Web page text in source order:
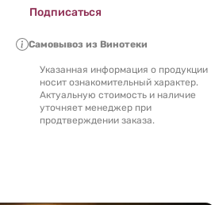
Подписаться
Самовывоз из Винотеки
Указанная информация о продукции
носит ознакомительный характер.
Актуальную стоимость и наличие
уточняет менеджер при
продтверждении заказа.